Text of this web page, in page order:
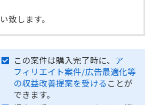
致します。
この案件は購入完了時に、 ア
フィリエイト案件/広告最適化等
の収益改善提案を受ける ことが
できます。